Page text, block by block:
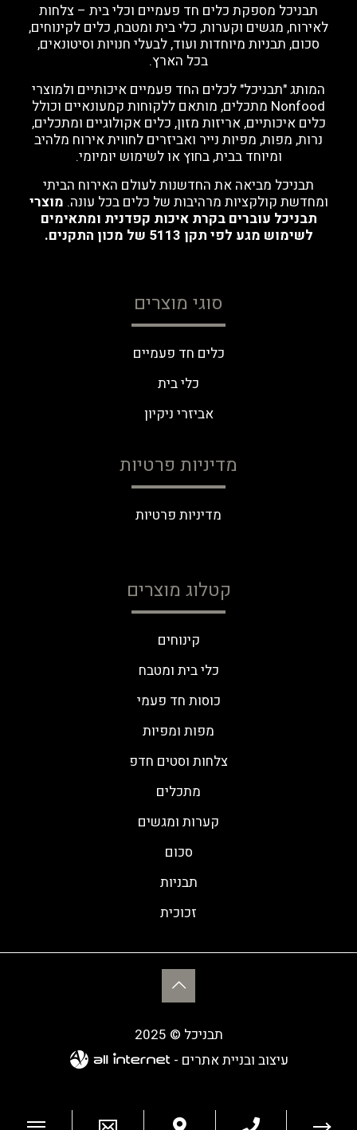
תבניכל מספקת כלים חד פעמיים וכלי בית – צלחות
לאירוח, מגשים וקערות, כלי בית ומטבח, כלים לקינוחים,
סכום, תבניות מיוחדות ועוד, לבעלי חנויות וסיטונאים,
בכל הארץ.
המותג "תבניכל" לכלים החד פעמיים איכותיים ולמוצרי
Nonfood מתכלים, מותאם ללקוחות קמעונאיים וכולל
כלים איכותיים, אריזות מזון, כלים אקולוגיים ומתכלים,
נרות, מפות, מפיות נייר ואביזרים לחווית אירוח מלהיב
ומיוחד בבית, בחוץ או לשימוש יומיומי.
תבניכל מביאה את החדשנות לעולם האירוח הביתי
ומחדשת קולקציות מרהיבות של כלים בכל עונה. מוצרי
תבניכל עוברים בקרת איכות קפדנית ומתאימים
לשימוש מגע לפי תקן 5113 של מכון התקנים.
סוגי מוצרים
כלים חד פעמיים
כלי בית
אביזרי ניקיון
מדיניות פרטיות
מדיניות פרטיות
קטלוג מוצרים
קינוחים
כלי בית ומטבח
כוסות חד פעמי
מפות ומפיות
צלחות וסטים חדפ
מתכלים
קערות ומגשים
סכום
תבניות
זכוכית
תבניכל © 2025
עיצוב ובניית אתרים -